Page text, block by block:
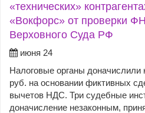
«технических»
«Вокфорс» от проверки
Верховного Суда РФ
июня 24
Налоговые органы
руб. на основании фиктивных
вычетов НДС. Три судебные
доначисление незаконным,